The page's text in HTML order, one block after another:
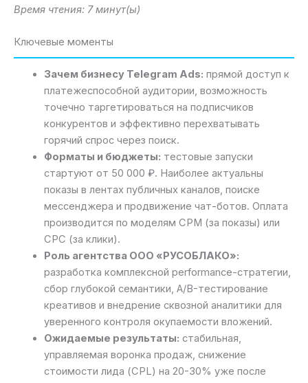
Время чтения: 7 минут(ы)
Ключевые моменты
Зачем бизнесу Telegram Ads: прямой доступ к
платежеспособной аудитории, возможность
точечно таргетироваться на подписчиков
конкурентов и эффективно перехватывать
горячий спрос через поиск.
Форматы и бюджеты: тестовые запуски
стартуют от 50 000 ₽. Наиболее актуальны
показы в лентах публичных каналов, поиске
мессенджера и продвижение чат-ботов. Оплата
производится по моделям CPM (за показы) или
CPC (за клики).
Роль агентства ООО «РУСОБЛАКО»:
разработка комплексной performance-стратегии,
сбор глубокой семантики, A/B-тестирование
креативов и внедрение сквозной аналитики для
уверенного контроля окупаемости вложений.
Ожидаемые результаты: стабильная,
управляемая воронка продаж, снижение
стоимости лида (CPL) на 20-30% уже после